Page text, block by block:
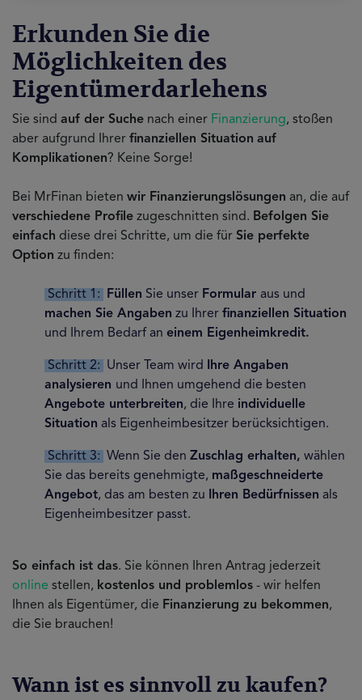
Erkunden Sie die
Möglichkeiten des
Eigentümerdarlehens
Sie sind auf der Suche nach einer Finanzierung, stoßen
aber aufgrund Ihrer finanziellen Situation auf
Komplikationen? Keine Sorge!
Bei MrFinan bieten wir Finanzierungslösungen an, die auf
verschiedene Profile zugeschnitten sind. Befolgen Sie
einfach diese drei Schritte, um die für Sie perfekte
Option zu finden:
Schritt 1: Füllen Sie unser Formular aus und
machen Sie Angaben zu Ihrer finanziellen Situation
und Ihrem Bedarf an einem Eigenheimkredit.
Schritt 2: Unser Team wird
Ihre Angaben
analysieren und Ihnen umgehend die besten
Angebote unterbreiten, die Ihre individuelle
Situation als Eigenheimbesitzer berücksichtigen.
Schritt 3: Wenn Sie den Zuschlag erhalten, wählen
Sie das bereits genehmigte, maßgeschneiderte
Angebot, das am besten zu Ihren Bedürfnissen als
Eigenheimbesitzer passt.
So einfach ist das. Sie können Ihren Antrag jederzeit
online stellen, kostenlos und problemlos - wir helfen
Ihnen als Eigentümer, die Finanzierung zu bekommen,
die Sie brauchen!
Wann ist es sinnvoll zu kaufen?